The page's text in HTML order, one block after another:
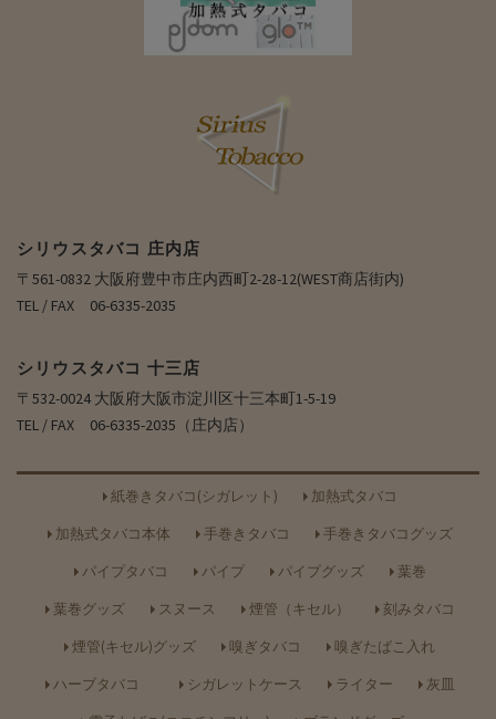
シリウスタバコ 庄内店
〒561-0832 大阪府豊中市庄内西町2-28-12(WEST商店街内)
TEL / FAX 06-6335-2035
シリウスタバコ 十三店
〒532-0024 大阪府大阪市淀川区十三本町1-5-19
TEL / FAX 06-6335-2035（庄内店）
紙巻きタバコ(シガレット)
加熱式タバコ
加熱式タバコ本体
手巻きタバコ
手巻きタバコグッズ
パイプタバコ
パイプ パイプグッズ
葉巻
葉巻グッズ
スヌース 煙管（キセル）
刻みタバコ
煙管(キセル)グッズ
嗅ぎタバコ
嗅ぎたばこ入れ
ハーブタバコ
シガレットケース ライター
灰皿